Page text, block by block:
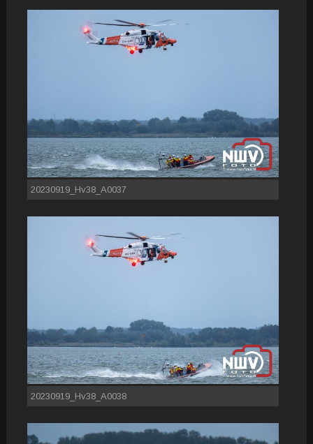
20230919_Hv38_A0037
20230919_Hv38_A0038